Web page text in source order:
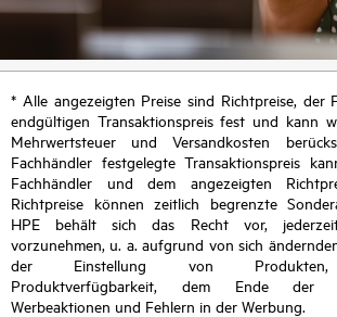
* Alle angezeigten Preise sind Richtpreise, der
endgültigen Transaktionspreis fest und kann
Mehrwertsteuer und Versandkosten
Fachhändler festgelegte Transaktionspreis
Fachhändler und dem angezeigten
Richtpreise können zeitlich begrenzte
HPE behält sich das Recht vor, jederzeit
vorzunehmen, u. a. aufgrund von sich
der Einstellung von Produkten,
Produktverfügbarkeit, dem Ende der
Werbeaktionen und Fehlern in der Werbung.